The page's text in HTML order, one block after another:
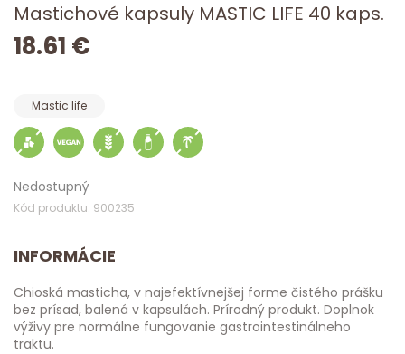
Mastichové kapsuly MASTIC LIFE 40 kaps.
18.61 €
Mastic life
Nedostupný
Kód produktu: 900235
INFORMÁCIE
Chioská masticha, v najefektívnejšej forme čistého prášku
bez prísad, balená v kapsulách. Prírodný produkt. Doplnok
výživy pre normálne fungovanie gastrointestinálneho
traktu.